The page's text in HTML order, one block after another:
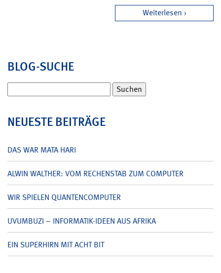
Weiterlesen
BLOG-SUCHE
nach:
NEUESTE BEITRÄGE
DAS WAR MATA HARI
ALWIN WALTHER: VOM RECHENSTAB ZUM COMPUTER
WIR SPIELEN QUANTENCOMPUTER
UVUMBUZI – INFORMATIK-IDEEN AUS AFRIKA
EIN SUPERHIRN MIT ACHT BIT